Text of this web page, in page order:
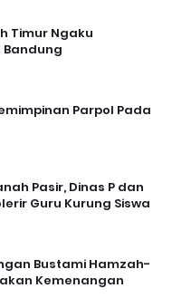
Timur Ngaku
Bandung
Parpol Pada
Pasir, Dinas P dan
Guru Kurung Siswa
Bustami Hamzah-
Kemenangan